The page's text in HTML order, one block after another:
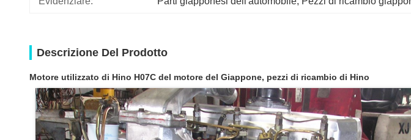
Descrizione Del Prodotto
Motore utilizzato di Hino H07C del motore del Giappone, pezzi di ricambio di Hino